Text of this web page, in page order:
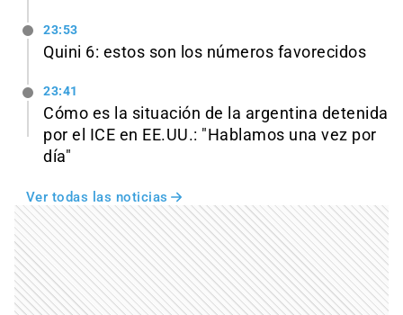
23:53
Quini 6: estos son los números favorecidos
23:41
Cómo es la situación de la argentina detenida
por el ICE en EE.UU.: "Hablamos una vez por
día"
Ver todas las noticias